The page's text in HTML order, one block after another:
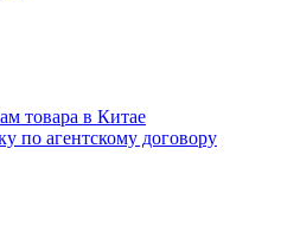
товара в Китае
по агентскому договору